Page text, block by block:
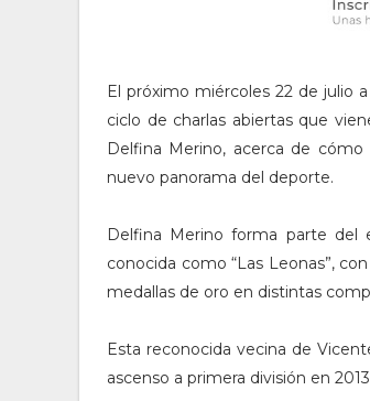
El próximo miércoles 22 de julio
ciclo de charlas abiertas que
Delfina Merino, acerca de
nuevo panorama del deporte.
Delfina Merino forma parte del
conocida como “Las Leonas”,
medallas de oro en distintas
Esta reconocida vecina de
ascenso a primera división en